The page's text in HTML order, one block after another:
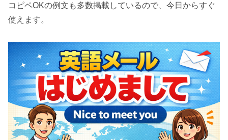
コピペOKの例文も多数掲載しているので、今日からすぐ
使えます。